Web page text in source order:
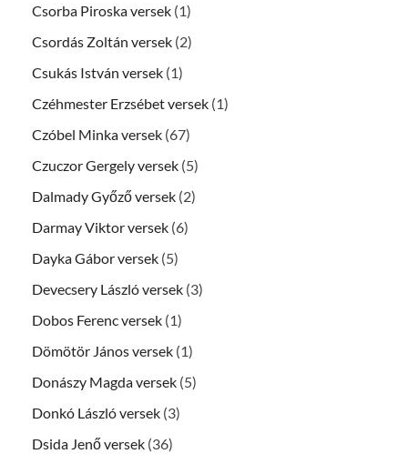
Csorba Piroska versek (1)
Csordás Zoltán versek (2)
Csukás István versek (1)
Czéhmester Erzsébet versek (1)
Czóbel Minka versek (67)
Czuczor Gergely versek (5)
Dalmady Győző versek (2)
Darmay Viktor versek (6)
Dayka Gábor versek (5)
Devecsery László versek (3)
Dobos Ferenc versek (1)
Dömötör János versek (1)
Donászy Magda versek (5)
Donkó László versek (3)
Dsida Jenő versek (36)